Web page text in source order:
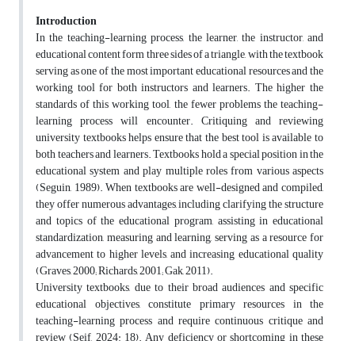
Introduction
In the teaching-learning process, the learner, the instructor, and
educational content form three sides of a triangle, with the textbook
serving as one of the most important educational resources and the
working tool for both instructors and learners. The higher the
standards of this working tool, the fewer problems the teaching-
learning process will encounter. Critiquing and reviewing
university textbooks helps ensure that the best tool is available to
both teachers and learners. Textbooks hold a special position in the
educational system and play multiple roles from various aspects
(Seguin, 1989). When textbooks are well-designed and compiled,
they offer numerous advantages, including clarifying the structure
and topics of the educational program, assisting in educational
standardization, measuring and learning, serving as a resource for
advancement to higher levels, and increasing educational quality
(Graves, 2000; Richards, 2001; Gak, 2011).
University textbooks, due to their broad audiences and specific
educational objectives, constitute primary resources in the
teaching-learning process and require continuous critique and